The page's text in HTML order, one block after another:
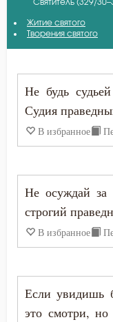
Беда
Безмолвие
Благодать
Благоразумие
Благочестие
Амвросий
Антоний
Антоний
Афанасий
Григорий
Григорий
Димитрий
Святитель (329/
Житие святого
Творения святого
Не будь
Судия
В избранное
Не осуждай за
строгий
В избранное
Если увидишь
это смотри,